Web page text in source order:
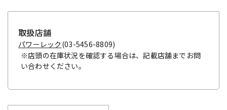
取扱店舗
パワーレック (03-5456-8809)
※店頭の在庫状況を確認する場合は、記載店舗までお問
い合わせください。